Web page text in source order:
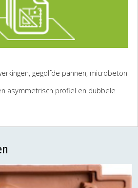
gegolfde pannen, microbeton
asymmetrisch profiel en dubbele